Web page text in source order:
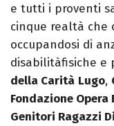
e tutti i proventi
cinque realtà che
occupandosi di
disabilitàfisiche e
della Carità Lugo,
Fondazione Opera
Genitori Ragazzi